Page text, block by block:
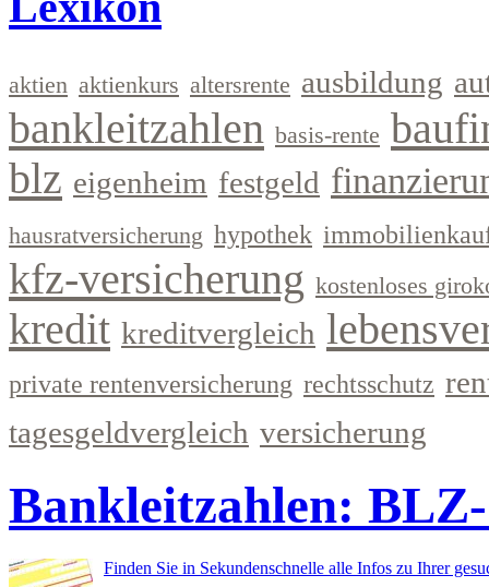
aktien aktienkurs altersrente ausbildung
bankleitzahlen basis-rente
blz eigenheim festgeld
hausratversicherung hypothek
kfz-versicherung kostenloses
kredit kreditvergleich
private rentenversicherung rechtsschutz
tagesgeldvergleich versicherung
Bankleitzahlen: BLZ-
Finden Sie in Sekundenschnelle alle Infos zu Ihrer